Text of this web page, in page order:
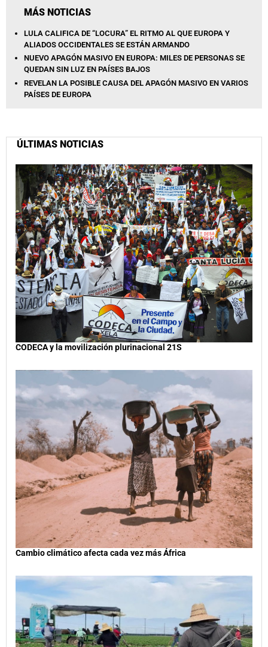
MÁS NOTICIAS
LULA CALIFICA DE “LOCURA” EL RITMO AL QUE EUROPA Y
ALIADOS OCCIDENTALES SE ESTÁN ARMANDO
NUEVO APAGÓN MASIVO EN EUROPA: MILES DE PERSONAS SE
QUEDAN SIN LUZ EN PAÍSES BAJOS
REVELAN LA POSIBLE CAUSA DEL APAGÓN MASIVO EN VARIOS
PAÍSES DE EUROPA
ÚLTIMAS NOTICIAS
CODECA y la movilización plurinacional 21S
Cambio climático afecta cada vez más África